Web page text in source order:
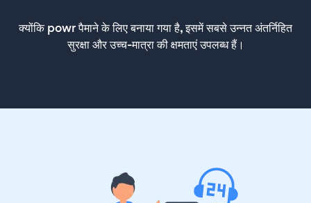
क्योंकि powr पैमाने के लिए बनाया गया है, इसमें सबसे उन्नत अंतर्निहित
सुरक्षा और उच्च-मात्रा की क्षमताएं उपलब्ध हैं।